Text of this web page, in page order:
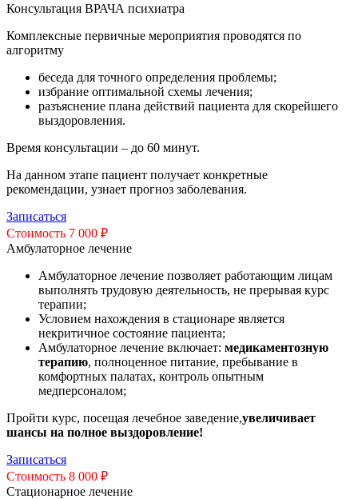
Консультация ВРАЧА психиатра
Комплексные первичные мероприятия проводятся по
алгоритму
беседа для точного определения проблемы;
избрание оптимальной схемы лечения;
разъяснение плана действий пациента для скорейшего
выздоровления.
Время консультации – до 60 минут.
На данном этапе пациент получает конкретные
рекомендации, узнает прогноз заболевания.
Записаться
Стоимость 7 000 ₽
Амбулаторное лечение
Амбулаторное лечение позволяет работающим лицам
выполнять трудовую деятельность, не прерывая курс
терапии;
Условием нахождения в стационаре является
некритичное состояние пациента;
Амбулаторное лечение включает: медикаментозную
терапию, полноценное питание, пребывание в
комфортных палатах, контроль опытным
медперсоналом;
Пройти курс, посещая лечебное заведение,увеличивает
шансы на полное выздоровление!
Записаться
Стоимость 8 000 ₽
Стационарное лечение